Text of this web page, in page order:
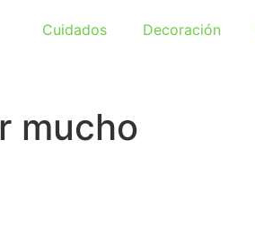
Cuidados Decoración
mucho